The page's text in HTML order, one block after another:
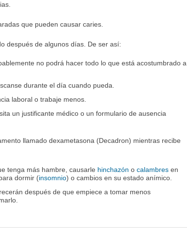
que pueden causar caries.
después de algunos días. De ser así:
no podrá hacer todo lo que está acostumbrado a
durante el día cuando pueda.
laboral o trabaje menos.
un justificante médico o un formulario de ausencia
llamado dexametasona (Decadron) mientras recibe
tenga más hambre, causarle hinchazón ocalambres en
dormir (insomnio) o cambios en su estado anímico.
después de que empiece a tomar menos